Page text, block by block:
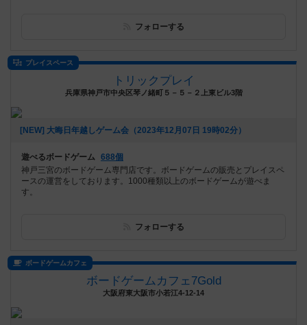
フォローする
プレイスペース
トリックプレイ
兵庫県神戸市中央区琴ノ緒町５－５－２上東ビル3階
[NEW] 大晦日年越しゲーム会（2023年12月07日 19時02分）
遊べるボードゲーム 688個
神戸三宮のボードゲーム専門店です。ボードゲームの販売とプレイスペ
ースの運営をしております。1000種類以上のボードゲームが遊べま
す。
フォローする
ボードゲームカフェ
ボードゲームカフェ7Gold
大阪府東大阪市小若江4-12-14